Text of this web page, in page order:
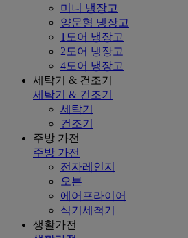
미니 냉장고
양문형 냉장고
1도어 냉장고
2도어 냉장고
4도어 냉장고
세탁기 & 건조기
세탁기 & 건조기
세탁기
건조기
주방 가전
주방 가전
전자레인지
오븐
에어프라이어
식기세척기
생활가전